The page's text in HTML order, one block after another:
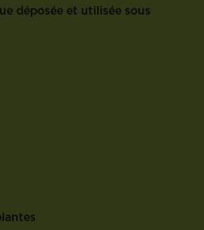
déposée et utilisée sous